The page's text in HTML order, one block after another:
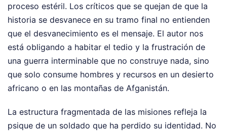
proceso estéril. Los críticos que se quejan de que la
historia se desvanece en su tramo final no entienden
que el desvanecimiento es el mensaje. El autor nos
está obligando a habitar el tedio y la frustración de
una guerra interminable que no construye nada, sino
que solo consume hombres y recursos en un desierto
africano o en las montañas de Afganistán.
La estructura fragmentada de las misiones refleja la
psique de un soldado que ha perdido su identidad. No